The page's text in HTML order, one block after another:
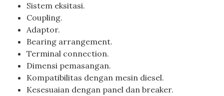
Sistem eksitasi.
Coupling.
Adaptor.
Bearing arrangement.
Terminal connection.
Dimensi pemasangan.
Kompatibilitas dengan mesin diesel.
Kesesuaian dengan panel dan breaker.